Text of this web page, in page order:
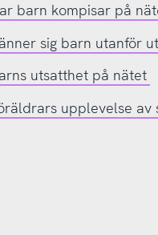
barn kompisar på
sig barn utanför
utsatthet på nätet
upplevelse